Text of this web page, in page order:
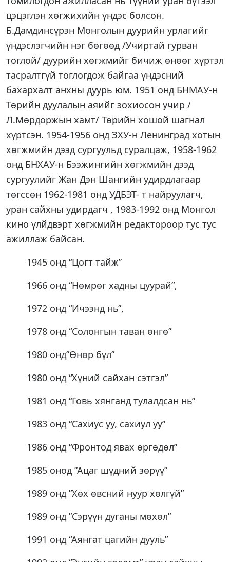
цэцэглэн хөгжихийн үндэс болсон.
Б.Дамдинсүрэн Монголын дуурийн урлагийг
үндэслэгчийн нэг бөгөөд /Учиртай гурван
тоглой/ дуурийн хөгжмийг бичиж өнөөг хүртэл
тасралтгүй тоглогдож байгаа үндэсний
бахархалт анхны дуурь юм. 1951 онд БНМАУ-н
Төрийн дуулалын аяийг зохиосон учир /
Л.Мөрдоржын хамт/ Төрийн хошой шагнал
хүртсэн. 1954-1956 онд ЗХУ-н Ленинград хотын
хөгжмийн дээд сургуульд суралцаж, 1958-1962
онд БНХАУ-н Бээжингийн хөгжмийн дээд
сургуулийг Жан Дэн Шангийн удирдлагаар
төгссөн 1962-1981 онд УДБЭТ- т найруулагч,
уран сайхны удирдагч , 1983-1992 онд Монгол
кино үлйдвэрт хөгжмийн редактороор тус тус
ажиллаж байсан.
1945 онд “Цогт тайж”
1966 онд “Нөмрөг хадны цуурай”,
1972 онд “Ичээнд нь”,
1978 онд “Солонгын таван өнгө”
1980 онд”Өнөр бүл”
1980 онд “Хүний сайхан сэтгэл”
1981 онд “Говь хянганд тулалдсан нь”
1983 онд “Сахиус уу, сахиул уу”
1986 онд “Фронтод явах өргөдөл”
1985 онод ”Ацаг шүдний зөрүү”
1989 онд ”Хөх өвсний нуур хөлгүй”
1989 онд ”Сэрүүн дуганы мөхөл”
1991 онд “Аянгат цагийн дууль”